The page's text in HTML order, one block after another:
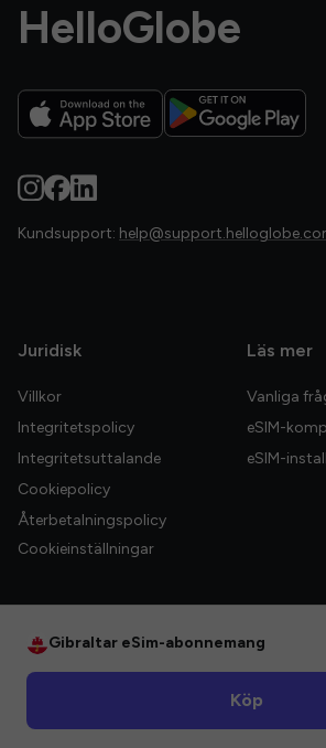
HelloGlobe
Kundsupport:
Juridisk
Villkor
Integritetspolicy
Integritetsuttalande
Cookiepolicy
Återbetalningspolicy
Cookieinställningar
Läs mer
Vanliga
eSIM-
eSIM-
Gibraltar eSim-abonnemang
Köp